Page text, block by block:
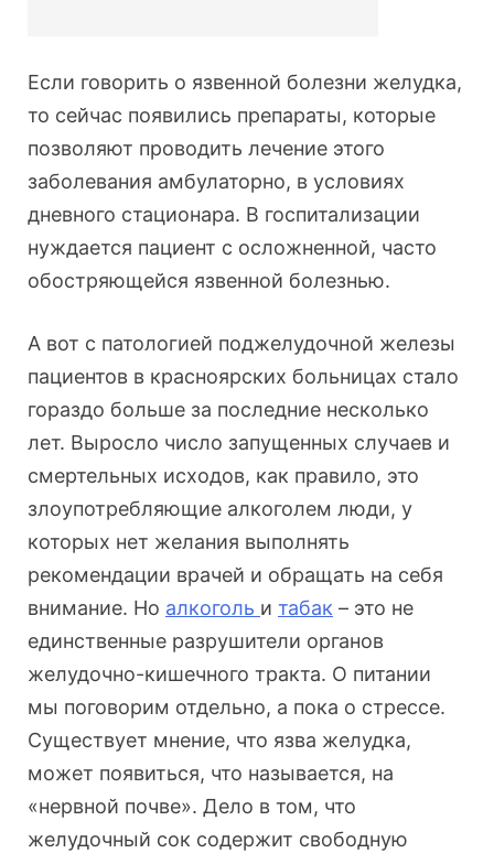
Если говорить о язвенной болезни желудка,
то сейчас появились препараты, которые
позволяют проводить лечение этого
заболевания амбулаторно, в условиях
дневного стационара. В госпитализации
нуждается пациент с осложненной, часто
обостряющейся язвенной болезнью.
А вот с патологией поджелудочной железы
пациентов в красноярских больницах стало
гораздо больше за последние несколько
лет. Выросло число запущенных случаев и
смертельных исходов, как правило, это
злоупотребляющие алкоголем люди, у
которых нет желания выполнять
рекомендации врачей и обращать на себя
внимание. Но алкоголь и табак – это не
единственные разрушители органов
желудочно-кишечного тракта. О питании
мы поговорим отдельно, а пока о стрессе.
Существует мнение, что язва желудка,
может появиться, что называется, на
«нервной почве». Дело в том, что
желудочный сок содержит свободную